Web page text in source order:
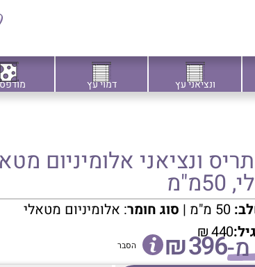
ונציאני עץ דמוי עץ
תריס ונציאני אלומיניום
50 מ"מ | סוג חומר: אלומיניום מטאלי
₪440
₪396 הסבר